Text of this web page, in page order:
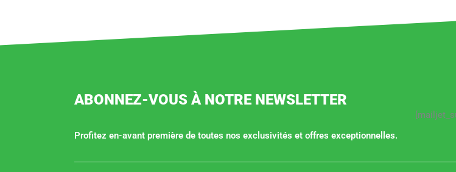
ABONNEZ-VOUS À NOTRE NEWSLETTER
Profitez en-avant première de toutes nos exclusivités et offres exceptionnelles.